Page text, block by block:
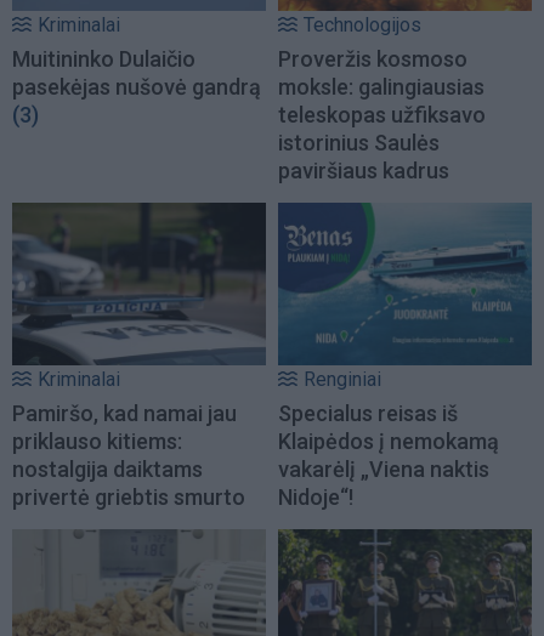
Kriminalai
Muitininko Dulaičio
pasekėjas nušovė gandrą
(3)
Technologijos
Proveržis kosmoso
moksle: galingiausias
teleskopas užfiksavo
istorinius Saulės
paviršiaus kadrus
Kriminalai
Pamiršo, kad namai jau
priklauso kitiems:
nostalgija daiktams
privertė griebtis smurto
Renginiai
Specialus reisas iš
Klaipėdos į nemokamą
vakarėlį „Viena naktis
Nidoje“!